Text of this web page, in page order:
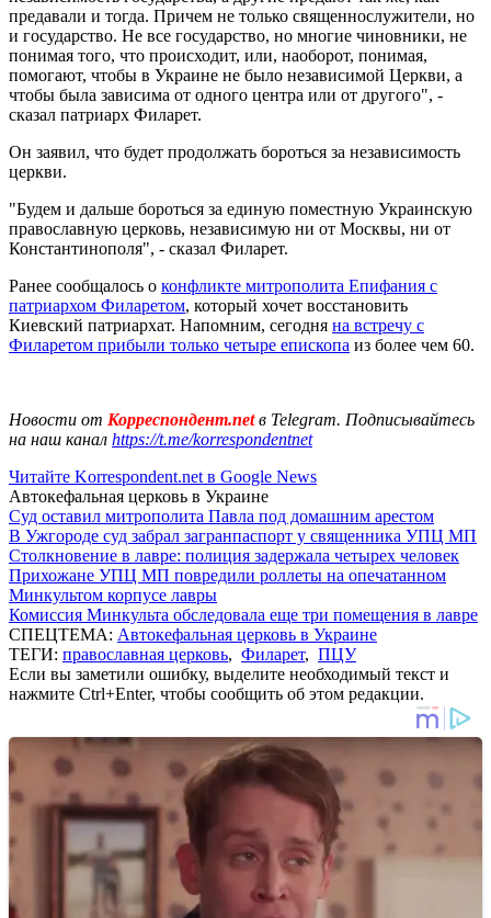
предавали и тогда. Причем не только священнослужители, но
и государство. Не все государство, но многие чиновники, не
понимая того, что происходит, или, наоборот, понимая,
помогают, чтобы в Украине не было независимой Церкви, а
чтобы была зависима от одного центра или от другого", -
сказал патриарх Филарет.
Он заявил, что будет продолжать бороться за независимость
церкви.
"Будем и дальше бороться за единую поместную Украинскую
православную церковь, независимую ни от Москвы, ни от
Константинополя", - сказал Филарет.
Ранее сообщалось о конфликте митрополита Епифания с
патриархом Филаретом, который хочет восстановить
Киевский патриархат. Напомним, сегодня на встречу с
Филаретом прибыли только четыре епископа из более чем 60.
Новости от Корреспондент.netв Telegram. Подписывайтесь
на наш канал https://t.me/korrespondentnet
Читайте Korrespondent.net в Google News
Автокефальная церковь в Украине
Суд оставил митрополита Павла под домашним арестом
В Ужгороде суд забрал загранпаспорт у священника УПЦ МП
Столкновение в лавре: полиция задержала четырех человек
Прихожане УПЦ МП повредили роллеты на опечатанном
Минкультом корпусе лавры
Комиссия Минкульта обследовала еще три помещения в лавре
СПЕЦТЕМА: Автокефальная церковь в Украине
ТЕГИ: православная церковь, Филарет, ПЦУ
Если вы заметили ошибку, выделите необходимый текст и
нажмите Ctrl+Enter, чтобы сообщить об этом редакции.